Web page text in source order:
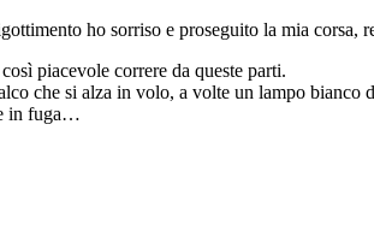
ho sorriso e proseguito la mia
piacevole correre da queste parti.
che si alza in volo, a volte un lampo bianco
in fuga…